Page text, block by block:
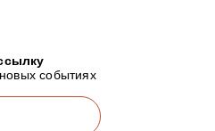
событиях